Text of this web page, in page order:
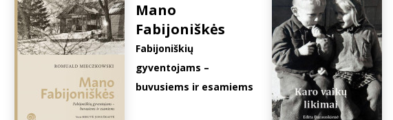
Mano
Fabijoniškės
Fabijoniškių
gyventojams –
buvusiems ir esamiems